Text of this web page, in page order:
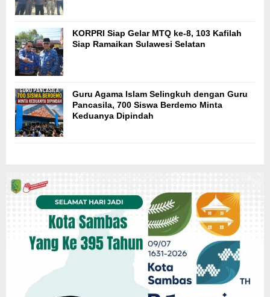
KORPRI Siap Gelar MTQ ke-8, 103 Kafilah
Siap Ramaikan Sulawesi Selatan
Guru Agama Islam Selingkuh dengan Guru
Pancasila, 700 Siswa Berdemo Minta
Keduanya Dipindah